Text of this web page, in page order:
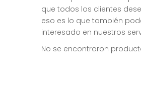
que todos los clientes
eso es lo que también
interesado en nuestros
No se encontraron